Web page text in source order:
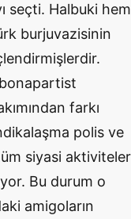
seçti. Halbuki hem
burjuvazisinin
farkı
polis ve
siyasi aktiviteler
Bu durum o
amigoların